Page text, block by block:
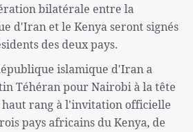
bilatérale entre la
d'Iran et le Kenya seront signés
des deux pays.
islamique d'Iran a
Téhéran pour Nairobi à la tête
haut rang à l'invitation officielle
pays africains du Kenya, de